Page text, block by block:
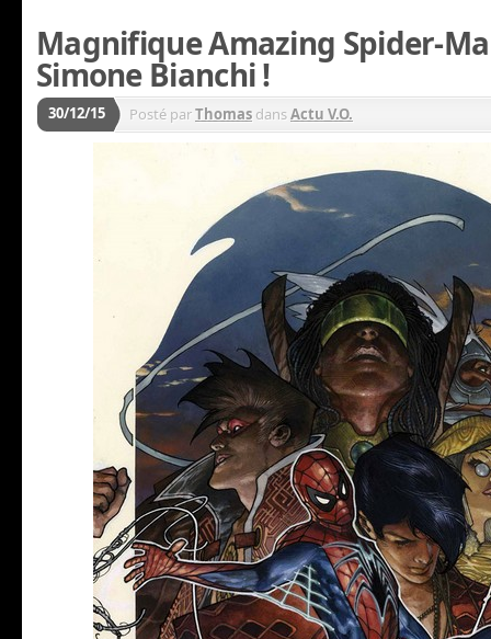
Magnifique Amazing Spider-
Simone Bianchi !
30/12/15 Posté parThomas dansActu V.O.